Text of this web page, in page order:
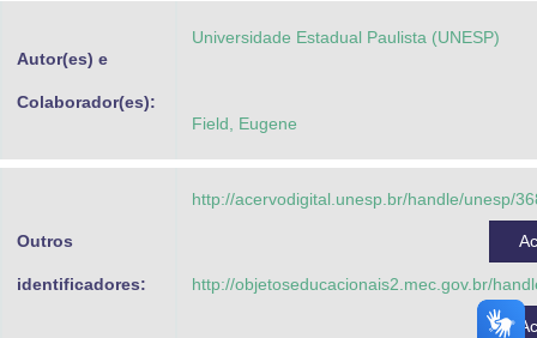
Autor(es) e
Colaborador(es):
Universidade Estadual Paulista (UNESP)
Field, Eugene
Outros
identificadores:
http://acervodigital.unesp.br/handle/unesp/
http://objetoseducacionais2.mec.gov.br/